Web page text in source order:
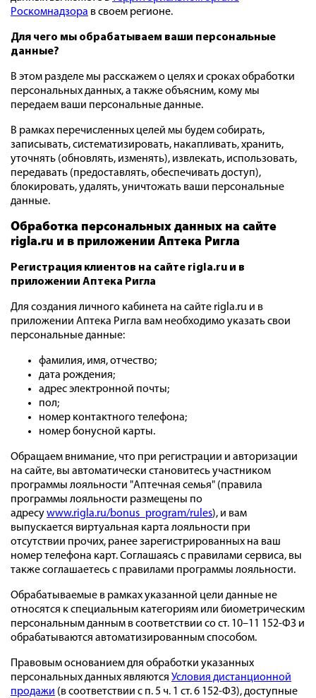
Роскомнадзора в своем регионе.
Для чего мы обрабатываем ваши персональные
данные?
В этом разделе мы расскажем о целях и сроках обработки
персональных данных, а также объясним, кому мы
передаем ваши персональные данные.
В рамках перечисленных целей мы будем собирать,
записывать, систематизировать, накапливать, хранить,
уточнять (обновлять, изменять), извлекать, использовать,
передавать (предоставлять, обеспечивать доступ),
блокировать, удалять, уничтожать ваши персональные
данные.
Обработка персональных данных на сайте
rigla.ru и в приложении Аптека Ригла
Регистрация клиентов на сайте rigla.ru и в
приложении Аптека Ригла
Для создания личного кабинета на сайте rigla.ru и в
приложении Аптека Ригла вам необходимо указать свои
персональные данные:
фамилия, имя, отчество;
дата рождения;
адрес электронной почты;
пол;
номер контактного телефона;
номер бонусной карты.
Обращаем внимание, что при регистрации и авторизации
на сайте, вы автоматически становитесь участником
программы лояльности "Аптечная семья" (правила
программы лояльности размещены по
адресуwww.rigla.ru/bonus_program/rules), и вам
выпускается виртуальная карта лояльности при
отсутствии прочих, ранее зарегистрированных на ваш
номер телефона карт. Соглашаясь с правилами сервиса, вы
также соглашаетесь с правилами программы лояльности.
Обрабатываемые в рамках указанной цели данные не
относятся к специальным категориям или биометрическим
персональным данным в соответствии со ст. 10–11 152-ФЗ и
обрабатываются автоматизированным способом.
Правовым основанием для обработки указанных
персональных данных являются Условия дистанционной
продажи (в соответствии с п. 5 ч. 1 ст. 6 152-ФЗ), доступные